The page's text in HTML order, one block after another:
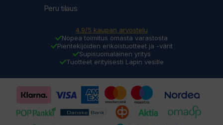
Peru tilaus
4.9/5 kaupan arvostelu
Nopea toimitus omasta varastosta
Pientekijöiden erikoistuotteet ja -värit
Supisuomalainen yritys
Tuotteet erityisesti Lapin vesille